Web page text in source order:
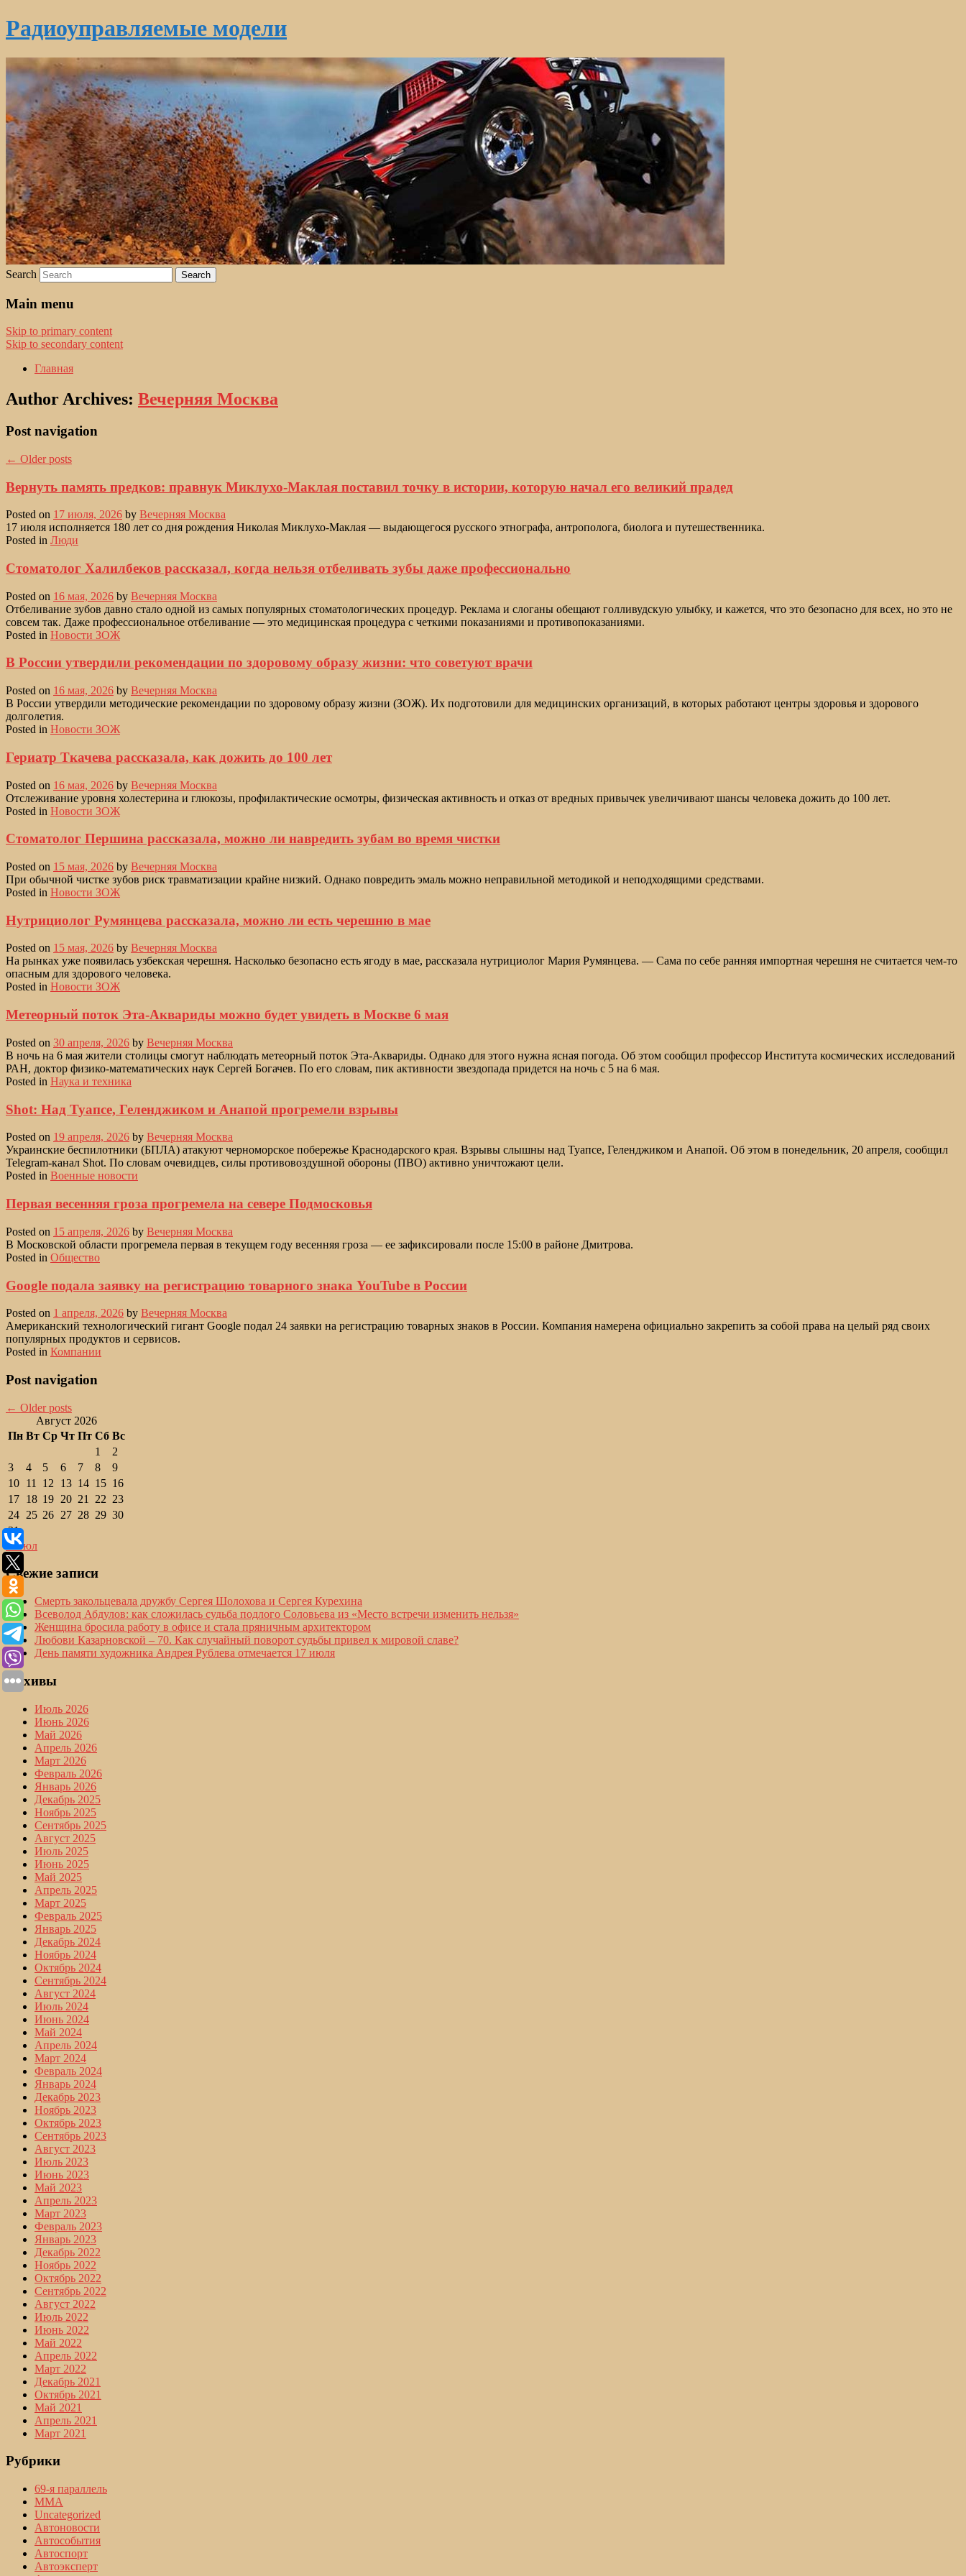
Радиоуправляемые модели
Search
Main menu
Skip to primary content
Skip to secondary content
Главная
Author Archives: Вечерняя Москва
Post navigation
← Older posts
Вернуть память предков: правнук Миклухо-Маклая поставил точку в истории, которую начал его великий прадед
Posted on 17 июля, 2026 by Вечерняя Москва
17 июля исполняется 180 лет со дня рождения Николая Миклухо-Маклая — выдающегося русского этнографа, антрополога, биолога и путешественника.
Posted in Люди
Стоматолог Халилбеков рассказал, когда нельзя отбеливать зубы даже профессионально
Posted on 16 мая, 2026 by Вечерняя Москва
Отбеливание зубов давно стало одной из самых популярных стоматологических процедур. Реклама и слоганы обещают голливудскую улыбку, и кажется, что это безопасно для всех, но это не
совсем так. Даже профессиональное отбеливание — это медицинская процедура с четкими показаниями и противопоказаниями.
Posted in Новости ЗОЖ
В России утвердили рекомендации по здоровому образу жизни: что советуют врачи
Posted on 16 мая, 2026 by Вечерняя Москва
В России утвердили методические рекомендации по здоровому образу жизни (ЗОЖ). Их подготовили для медицинских организаций, в которых работают центры здоровья и здорового
долголетия.
Posted in Новости ЗОЖ
Гериатр Ткачева рассказала, как дожить до 100 лет
Posted on 16 мая, 2026 by Вечерняя Москва
Отслеживание уровня холестерина и глюкозы, профилактические осмотры, физическая активность и отказ от вредных привычек увеличивают шансы человека дожить до 100 лет.
Posted in Новости ЗОЖ
Стоматолог Першина рассказала, можно ли навредить зубам во время чистки
Posted on 15 мая, 2026 by Вечерняя Москва
При обычной чистке зубов риск травматизации крайне низкий. Однако повредить эмаль можно неправильной методикой и неподходящими средствами.
Posted in Новости ЗОЖ
Нутрициолог Румянцева рассказала, можно ли есть черешню в мае
Posted on 15 мая, 2026 by Вечерняя Москва
На рынках уже появилась узбекская черешня. Насколько безопасно есть ягоду в мае, рассказала нутрициолог Мария Румянцева. — Сама по себе ранняя импортная черешня не считается чем‑то
опасным для здорового человека.
Posted in Новости ЗОЖ
Метеорный поток Эта-Аквариды можно будет увидеть в Москве 6 мая
Posted on 30 апреля, 2026 by Вечерняя Москва
В ночь на 6 мая жители столицы смогут наблюдать метеорный поток Эта-Аквариды. Однако для этого нужна ясная погода. Об этом сообщил профессор Института космических исследований
РАН, доктор физико-математических наук Сергей Богачев. По его словам, пик активности звездопада придется на ночь с 5 на 6 мая.
Posted in Наука и техника
Shot: Над Туапсе, Геленджиком и Анапой прогремели взрывы
Posted on 19 апреля, 2026 by Вечерняя Москва
Украинские беспилотники (БПЛА) атакуют черноморское побережье Краснодарского края. Взрывы слышны над Туапсе, Геленджиком и Анапой. Об этом в понедельник, 20 апреля, сообщил
Telegram-канал Shot. По словам очевидцев, силы противовоздушной обороны (ПВО) активно уничтожают цели.
Posted in Военные новости
Первая весенняя гроза прогремела на севере Подмосковья
Posted on 15 апреля, 2026 by Вечерняя Москва
В Московской области прогремела первая в текущем году весенняя гроза — ее зафиксировали после 15:00 в районе Дмитрова.
Posted in Общество
Google подала заявку на регистрацию товарного знака YouTube в России
Posted on 1 апреля, 2026 by Вечерняя Москва
Американский технологический гигант Google подал 24 заявки на регистрацию товарных знаков в России. Компания намерена официально закрепить за собой права на целый ряд своих
популярных продуктов и сервисов.
Posted in Компании
Post navigation
← Older posts
Август 2026
Пн Вт Ср Чт Пт Сб Вс
1
2
3
4 5 6 7 8
9
10 11 12 13 14 15 16
17 18 19 20 21 22 23
24 25 26 27 28 29 30
31
« Июл
Свежие записи
Смерть закольцевала дружбу Сергея Шолохова и Сергея Курехина
Всеволод Абдулов: как сложилась судьба подлого Соловьева из «Место встречи изменить нельзя»
Женщина бросила работу в офисе и стала пряничным архитектором
Любови Казарновской – 70. Как случайный поворот судьбы привел к мировой славе?
День памяти художника Андрея Рублева отмечается 17 июля
Архивы
Июль 2026
Июнь 2026
Май 2026
Апрель 2026
Март 2026
Февраль 2026
Январь 2026
Декабрь 2025
Ноябрь 2025
Сентябрь 2025
Август 2025
Июль 2025
Июнь 2025
Май 2025
Апрель 2025
Март 2025
Февраль 2025
Январь 2025
Декабрь 2024
Ноябрь 2024
Октябрь 2024
Сентябрь 2024
Август 2024
Июль 2024
Июнь 2024
Май 2024
Апрель 2024
Март 2024
Февраль 2024
Январь 2024
Декабрь 2023
Ноябрь 2023
Октябрь 2023
Сентябрь 2023
Август 2023
Июль 2023
Июнь 2023
Май 2023
Апрель 2023
Март 2023
Февраль 2023
Январь 2023
Декабрь 2022
Ноябрь 2022
Октябрь 2022
Сентябрь 2022
Август 2022
Июль 2022
Июнь 2022
Май 2022
Апрель 2022
Март 2022
Декабрь 2021
Октябрь 2021
Май 2021
Апрель 2021
Март 2021
Рубрики
69-я параллель
MMA
Uncategorized
Автоновости
Автособытия
Автоспорт
Автоэксперт